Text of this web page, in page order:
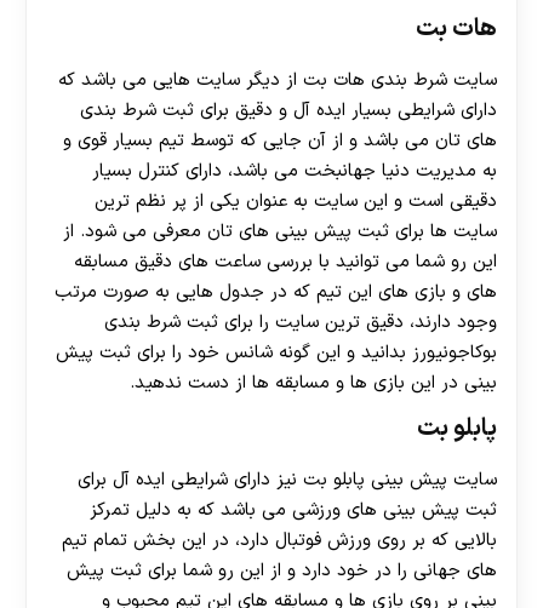
هات بت
سایت شرط بندی هات بت از دیگر سایت هایی می باشد که
دارای شرایطی بسیار ایده آل و دقیق برای ثبت شرط بندی
های تان می باشد و از آن جایی که توسط تیم بسیار قوی و
به مدیریت دنیا جهانبخت می باشد، دارای کنترل بسیار
دقیقی است و این سایت به عنوان یکی از پر نظم ترین
سایت ها برای ثبت پیش بینی های تان معرفی می شود. از
این رو شما می توانید با بررسی ساعت های دقیق مسابقه
های و بازی های این تیم که در جدول هایی به صورت مرتب
وجود دارند، دقیق ترین سایت را برای ثبت شرط بندی
بوکاجونیورز بدانید و این گونه شانس خود را برای ثبت پیش
بینی در این بازی ها و مسابقه ها از دست ندهید.
پابلو بت
سایت پیش بینی پابلو بت نیز دارای شرایطی ایده آل برای
ثبت پیش بینی های ورزشی می باشد که به دلیل تمرکز
بالایی که بر روی ورزش فوتبال دارد، در این بخش تمام تیم
های جهانی را در خود دارد و از این رو شما برای ثبت پیش
بینی بر روی بازی ها و مسابقه های این تیم محبوب و